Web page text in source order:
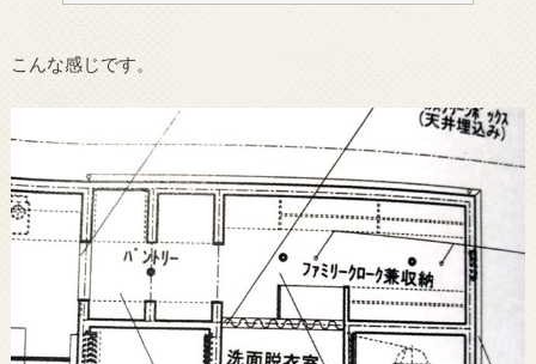
こんな感じです。